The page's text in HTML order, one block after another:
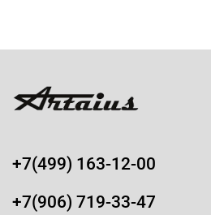
+7(499) 163-12-00
+7(906) 719-33-47